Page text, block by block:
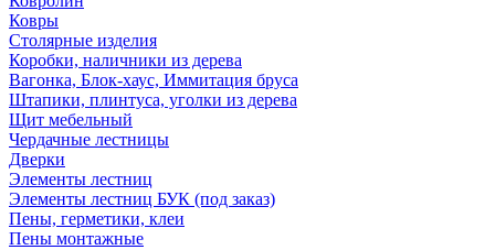
Ковры
Столярные изделия
Коробки, наличники из дерева
Вагонка, Блок-хаус, Иммитация бруса
Штапики, плинтуса, уголки из дерева
Щит мебельный
Чердачные лестницы
Дверки
Элементы лестниц
Элементы лестниц БУК (под заказ)
Пены, герметики, клеи
Пены монтажные